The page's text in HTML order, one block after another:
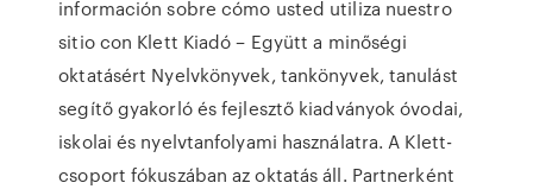
información sobre cómo usted utiliza nuestro
sitio con Klett Kiadó – Együtt a minőségi
oktatásért Nyelvkönyvek, tankönyvek, tanulást
segítő gyakorló és fejlesztő kiadványok óvodai,
iskolai és nyelvtanfolyami használatra. A Klett-
csoport fókuszában az oktatás áll. Partnerként